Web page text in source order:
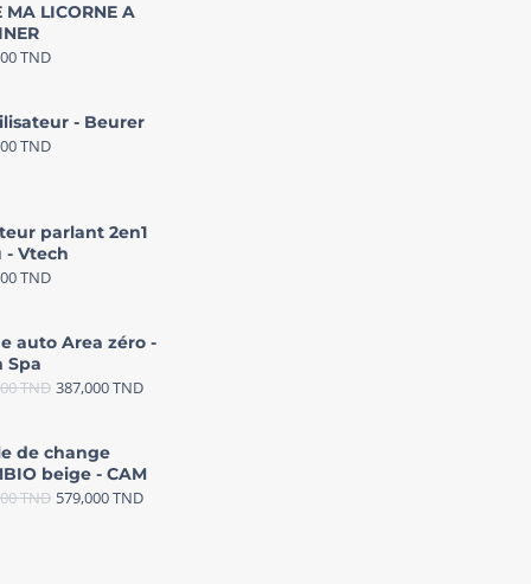
MA LICORNE A
TND
- Beurer
TND
parlant 2en1
- Vtech
TND
auto Area zéro -
Spa
TND 387,000TND
de change
beige - CAM
TND 579,000TND